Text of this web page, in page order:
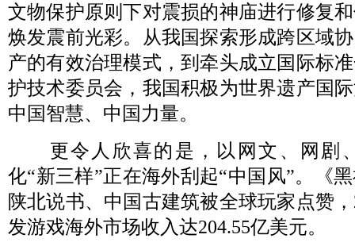
文物保护原则下对震损的神庙进行修复
焕发震前光彩。从我国探索形成跨区域
产的有效治理模式，到牵头成立国际标
护技术委员会，我国积极为世界遗产国
中国智慧、中国力量。
更令人欣喜的是，以网文、网剧
化“新三样”正在海外刮起“中国风”。《
陕北说书、中国古建筑被全球玩家点赞
发游戏海外市场收入达204.55亿美元。